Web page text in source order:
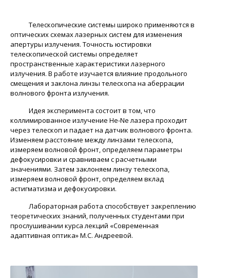
Телескопические системы широко применяются в
оптических схемах лазерных систем для изменения
апертуры излучения. Точность юстировки
телескопической системы определяет
пространственные характеристики лазерного
излучения. В работе изучается влияние продольного
смещения и заклона линзы телескопа на аберрации
волнового фронта излучения.
Идея эксперимента состоит в том, что
коллимированное излучение He-Ne лазера проходит
через телескоп и падает на датчик волнового фронта.
Изменяем расстояние между линзами телескопа,
измеряем волновой фронт, определяем параметры
дефокусировки и сравниваем с расчетными
значениями. Затем заклоняем линзу телескопа,
измеряем волновой фронт, определяем вклад
астигматизма и дефокусировки.
Лабораторная работа способствует закреплению
теоретических знаний, полученных студентами при
прослушивании курса лекций «Современная
адаптивная оптика» М.С. Андреевой.